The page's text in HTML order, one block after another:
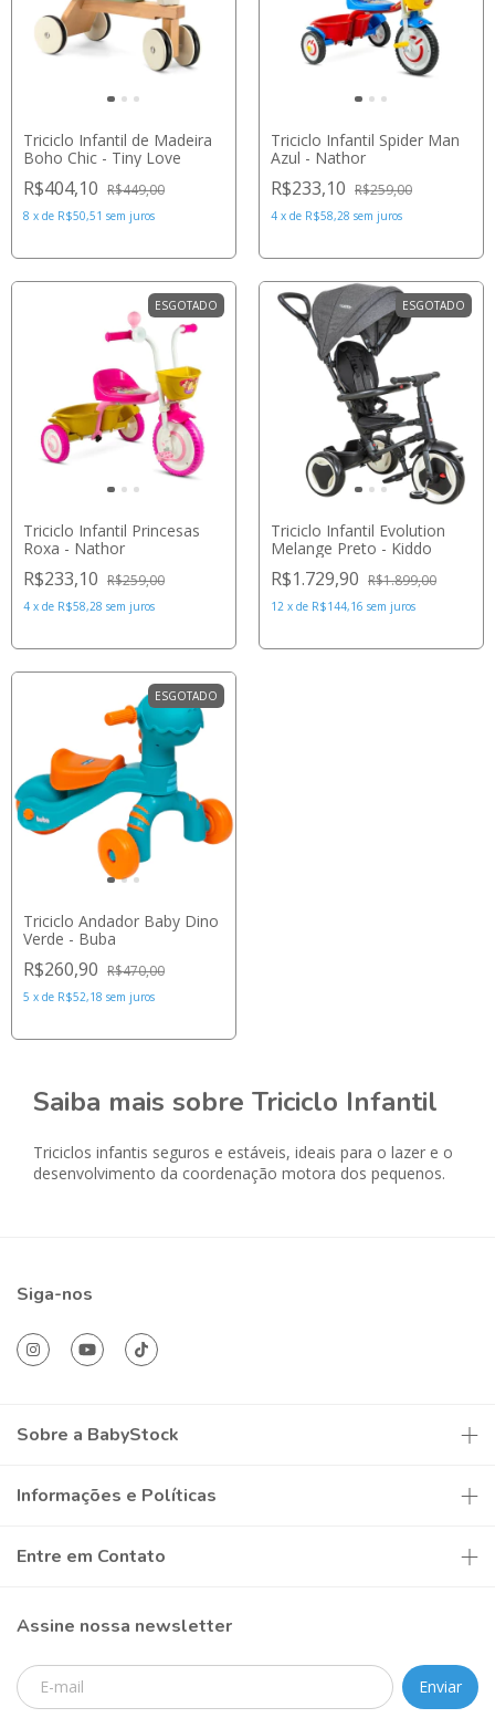
Triciclo Infantil de Madeira
Boho Chic - Tiny Love
R$404,10 R$449,00
8 x de R$50,51 sem juros
Triciclo Infantil Spider Man
Azul - Nathor
R$233,10 R$259,00
4 x de R$58,28 sem juros
ESGOTADO
Triciclo Infantil Princesas
Roxa - Nathor
R$233,10 R$259,00
4 x de R$58,28 sem juros
ESGOTADO
Triciclo Infantil Evolution
Melange Preto - Kiddo
R$1.729,90 R$1.899,00
12 x de R$144,16 sem juros
ESGOTADO
Triciclo Andador Baby Dino
Verde - Buba
R$260,90 R$470,00
5 x de R$52,18 sem juros
Saiba mais sobre Triciclo Infantil
Triciclos infantis seguros e estáveis, ideais para o lazer e o
desenvolvimento da coordenação motora dos pequenos.
Siga-nos
Sobre a BabyStock
Informações e Políticas
Entre em Contato
Assine nossa newsletter